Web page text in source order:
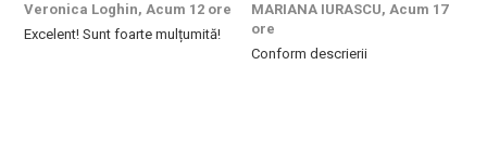
Veronica Loghin, Acum 12 ore
Excelent! Sunt foarte mulțumită!
MARIANA IURASCU, Acum 17
ore
Conform descrierii